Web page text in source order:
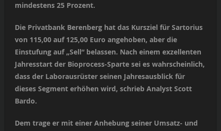
mindestens 25 Prozent.
Die Privatbank Berenberg hat das Kursziel für Sartorius
von 115,00 auf 125,00 Euro angehoben, aber die
Einstufung auf „Sell“ belassen. Nach einem exzellenten
Jahresstart der Bioprocess-Sparte sei es wahrscheinlich,
dass der Laborausrüster seinen Jahresausblick für
dieses Segment erhöhen wird, schrieb Analyst Scott
Bardo.
Dem trage er mit einer Anhebung seiner Umsatz- und